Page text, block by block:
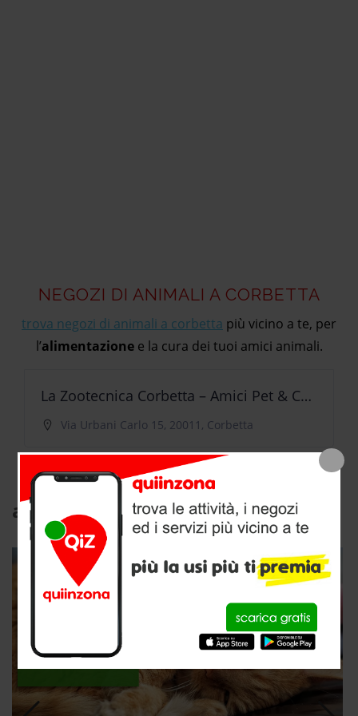
NEGOZI DI ANIMALI A CORBETTA
trova negozi di animali a corbetta più vicino a te, per
l’alimentazionee la cura dei tuoi amici animali.
La Zootecnica Corbetta – Amici Pet & Co. – Jump & Ride Store By La Zootecnica Group S.p.a.
Via Urbani Carlo 15, 20011, Corbetta
articoli